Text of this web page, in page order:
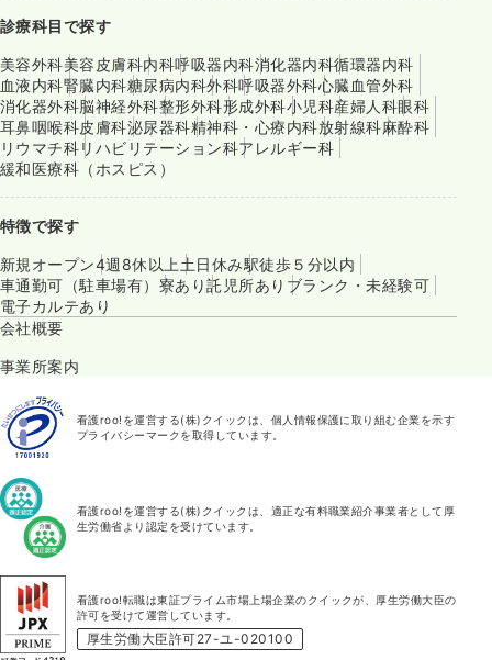
診療科目で探す
美容外科美容皮膚科内科呼吸器内科消化器内科循環器内科
血液内科腎臓内科糖尿病内科外科呼吸器外科心臓血管外科
消化器外科脳神経外科整形外科形成外科小児科産婦人科眼科
耳鼻咽喉科皮膚科泌尿器科精神科・心療内科放射線科麻酔科
リウマチ科リハビリテーション科アレルギー科
緩和医療科（ホスピス）
特徴で探す
新規オープン4週8休以上 土日休み駅徒歩５分以内
車通勤可（駐車場有） 寮あり託児所あり ブランク・未経験可
電子カルテあり
会社概要
事業所案内
看護roo!を運営する(株)クイックは、個人情報保護に取り組む企業を示す
プライバシーマークを取得しています。
看護roo!を運営する(株)クイックは、適正な有料職業紹介事業者として厚
生労働省より認定を受けています。
看護roo!転職は東証プライム市場上場企業のクイックが、厚生労働大臣の
許可を受けて運営しています。
厚生労働大臣許可27-ユ-020100